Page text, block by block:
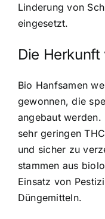
Linderung von
eingesetzt.
Die
Bio Hanfsamen
gewonnen, die
angebaut werden.
sehr geringen
und sicher zu
stammen aus
Einsatz von
Düngemitteln.